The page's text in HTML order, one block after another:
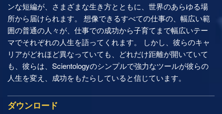
ンな短編が、さまざまな生き方とともに、世界のあらゆる場
所から届けられます。 想像できるすべての仕事の、幅広い範
囲の普通の人々が、仕事での成功から子育てまで幅広いテー
マでそれぞれの人生を語ってくれます。 しかし、彼らのキャ
リアがどれほど異なっていても、どれだけ距離が開いていて
も、彼らは、Scientologyのシンプルで強力なツールが彼らの
人生を変え、成功をもたらしていると信じています。
ダウンロード